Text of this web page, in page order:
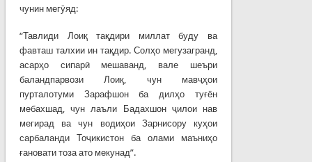
чунин мегӯяд:
“Тавлиди Лоиқ тақдири миллат буду ва
фавташ талхии ин тақдир. Солҳо мегузагранд,
асарҳо сипарӣ мешаванд, вале шеъри
баландпарвози Лоиқ, чун мавҷҳои
пурталотуми Зарафшон ба дилҳо туғён
мебахшад, чун лаъли Бадахшон ҷилои нав
мегирад ва чун водиҳои Зарнисору куҳои
сарбаланди Тоҷикистон ба олами маъниҳо
ғановати тоза ато мекунад”.